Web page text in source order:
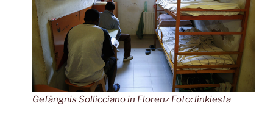
Gefängnis Sollicciano in Florenz Foto: linkiesta